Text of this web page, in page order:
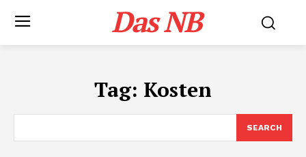
Das NB
Tag: Kosten
SEARCH